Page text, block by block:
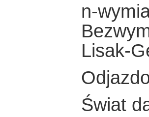
n-
Lisak-
Świat